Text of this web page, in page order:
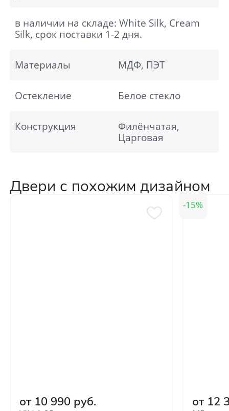
в наличии на складе: White Silk, Cream
Silk, срок поставки 1-2 дня.
Материалы МДФ, ПЭТ
Остекление Белое стекло
Конструкция
Филёнчатая,
Царговая
Двери с похожим дизайном
от 10 990 руб.
15
от 12